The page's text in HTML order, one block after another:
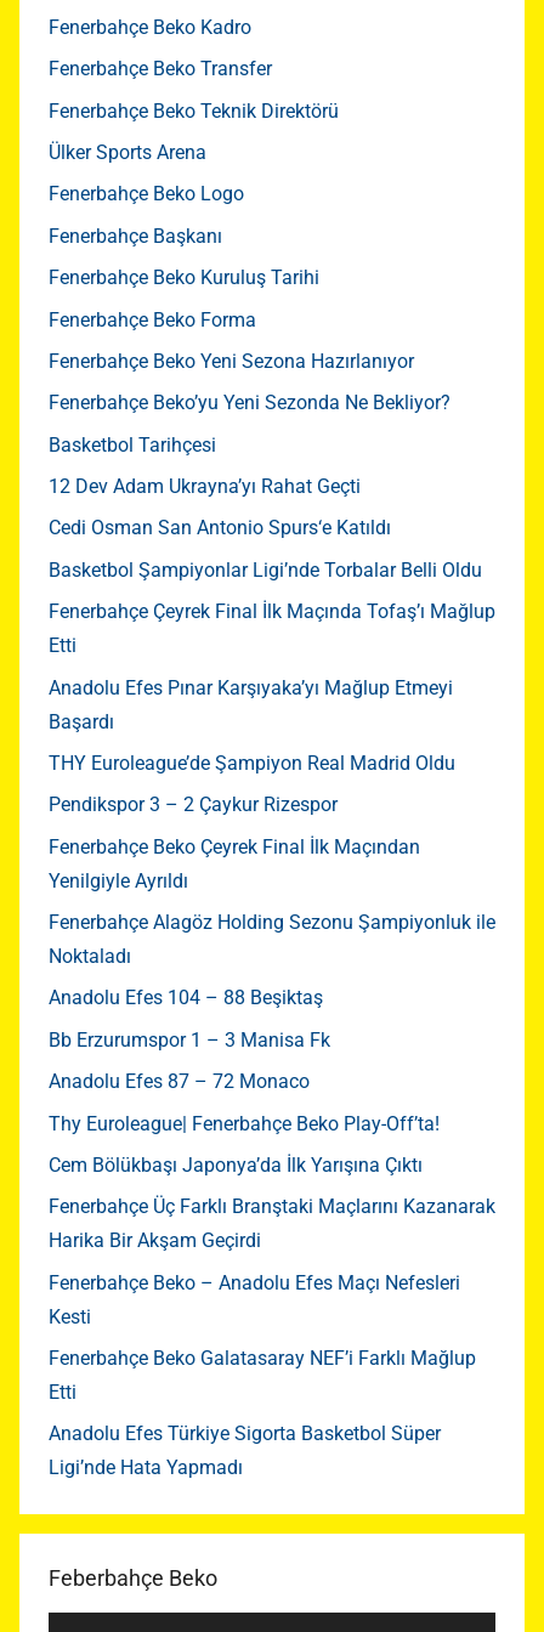
Fenerbahçe Beko Kadro
Fenerbahçe Beko Transfer
Fenerbahçe Beko Teknik Direktörü
Ülker Sports Arena
Fenerbahçe Beko Logo
Fenerbahçe Başkanı
Fenerbahçe Beko Kuruluş Tarihi
Fenerbahçe Beko Forma
Fenerbahçe Beko Yeni Sezona Hazırlanıyor
Fenerbahçe Beko’yu Yeni Sezonda Ne Bekliyor?
Basketbol Tarihçesi
12 Dev Adam Ukrayna’yı Rahat Geçti
Cedi Osman San Antonio Spurs‘e Katıldı
Basketbol Şampiyonlar Ligi’nde Torbalar Belli Oldu
Fenerbahçe Çeyrek Final İlk Maçında Tofaş’ı Mağlup
Etti
Anadolu Efes Pınar Karşıyaka’yı Mağlup Etmeyi
Başardı
THY Euroleague’de Şampiyon Real Madrid Oldu
Pendikspor 3 – 2 Çaykur Rizespor
Fenerbahçe Beko Çeyrek Final İlk Maçından
Yenilgiyle Ayrıldı
Fenerbahçe Alagöz Holding Sezonu Şampiyonluk ile
Noktaladı
Anadolu Efes 104 – 88 Beşiktaş
Bb Erzurumspor 1 – 3 Manisa Fk
Anadolu Efes 87 – 72 Monaco
Thy Euroleague| Fenerbahçe Beko Play-Off’ta!
Cem Bölükbaşı Japonya’da İlk Yarışına Çıktı
Fenerbahçe Üç Farklı Branştaki Maçlarını Kazanarak
Harika Bir Akşam Geçirdi
Fenerbahçe Beko – Anadolu Efes Maçı Nefesleri
Kesti
Fenerbahçe Beko Galatasaray NEF’i Farklı Mağlup
Etti
Anadolu Efes Türkiye Sigorta Basketbol Süper
Ligi’nde Hata Yapmadı
Feberbahçe Beko